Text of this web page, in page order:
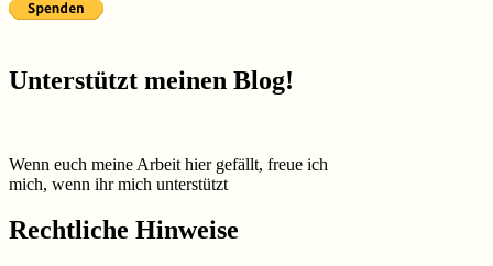
Unterstützt meinen Blog!
Wenn euch meine Arbeit hier gefällt, freue ich
mich, wenn ihr mich unterstützt
Rechtliche Hinweise